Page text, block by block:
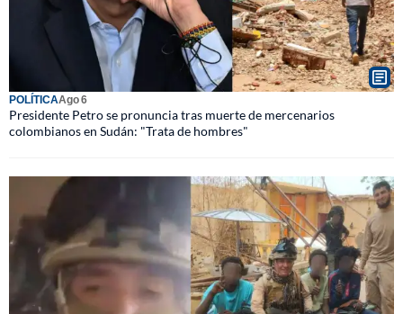
POLÍTICAAgo 6
Presidente Petro se pronuncia tras muerte de mercenarios
colombianos en Sudán: "Trata de hombres"